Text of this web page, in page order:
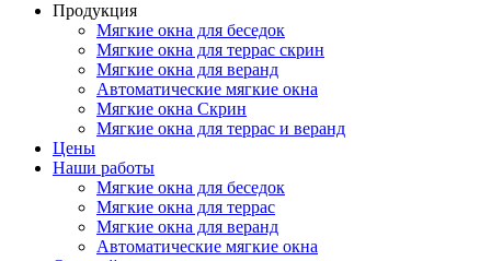
Продукция
Мягкие окна для беседок
Мягкие окна для террас скрин
Мягкие окна для веранд
Автоматические мягкие окна
Мягкие окна Скрин
Мягкие окна для террас и веранд
Цены
Наши работы
Мягкие окна для беседок
Мягкие окна для террас
Мягкие окна для веранд
Автоматические мягкие окна